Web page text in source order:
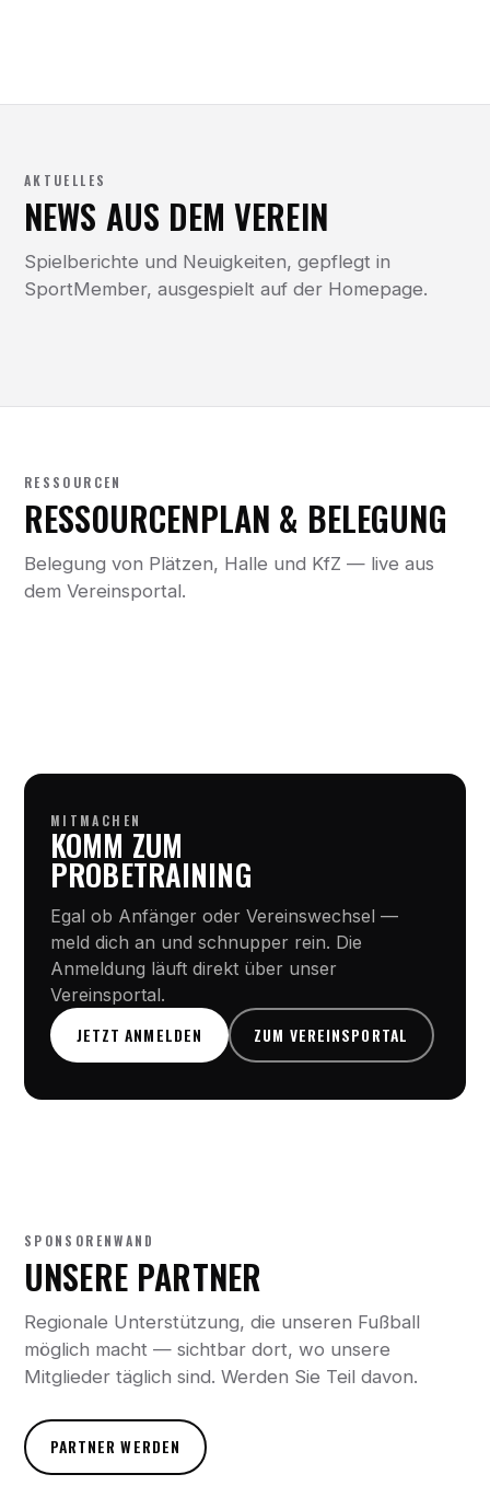
AKTUELLES
NEWS AUS DEM VEREIN
Spielberichte und Neuigkeiten, gepflegt in
SportMember, ausgespielt auf der Homepage.
RESSOURCEN
RESSOURCENPLAN & BELEGUNG
Belegung von Plätzen, Halle und KfZ — live aus
dem Vereinsportal.
MITMACHEN
KOMM ZUM
PROBETRAINING
Egal ob Anfänger oder Vereinswechsel —
meld dich an und schnupper rein. Die
Anmeldung läuft direkt über unser
Vereinsportal.
JETZT ANMELDEN
ZUM VEREINSPORTAL
SPONSORENWAND
UNSERE PARTNER
Regionale Unterstützung, die unseren Fußball
möglich macht — sichtbar dort, wo unsere
Mitglieder täglich sind. Werden Sie Teil davon.
PARTNER WERDEN